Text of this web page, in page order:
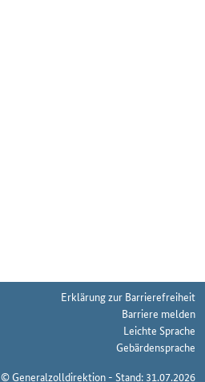
Erklärung zur Barrierefreiheit
Barriere melden
Leichte Sprache
Gebärdensprache
© Generalzolldirektion - Stand: 31.07.2026